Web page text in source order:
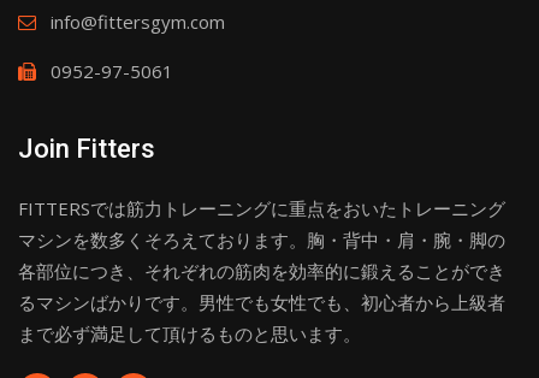
info@fittersgym.com
0952-97-5061
Join Fitters
FITTERSでは筋力トレーニングに重点をおいたトレーニング
マシンを数多くそろえております。胸・背中・肩・腕・脚の
各部位につき、それぞれの筋肉を効率的に鍛えることができ
るマシンばかりです。男性でも女性でも、初心者から上級者
まで必ず満足して頂けるものと思います。